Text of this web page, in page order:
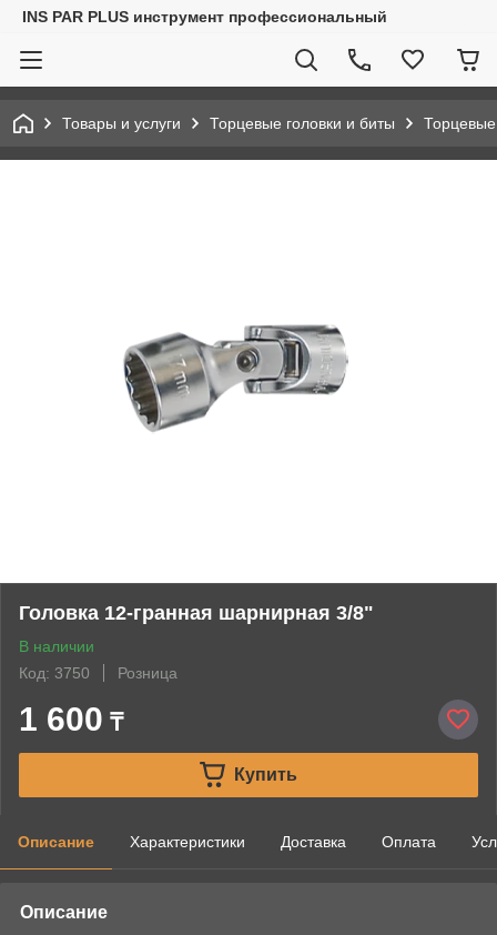
INS PAR PLUS инструмент профессиональный
Товары и услуги Торцевые головки и биты Торцевые
Головка 12-гранная шарнирная 3/8"
В наличии
Код: 3750
Розница
1 600 ₸
Купить
Описание Характеристики Доставка Оплата
Описание